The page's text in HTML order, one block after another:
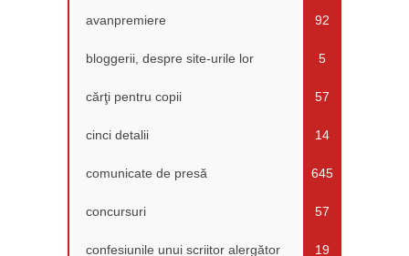
avanpremiere 92
bloggerii, despre site-urile lor 5
cărţi pentru copii 57
cinci detalii 14
comunicate de presă 645
concursuri 57
confesiunile unui scriitor alergător 19